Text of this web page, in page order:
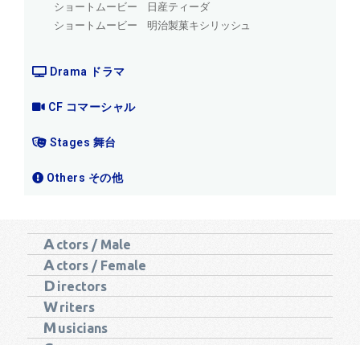
ショートムービー 日産ティーダ
ショートムービー 明治製菓キシリッシュ
Drama ドラマ
CF コマーシャル
Stages 舞台
Others その他
A ctors / Male
A ctors / Female
D irectors
Writers
M usicians